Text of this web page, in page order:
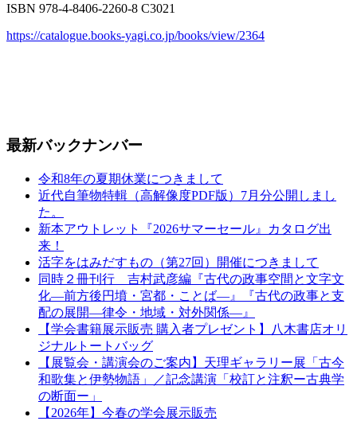
ISBN 978-4-8406-2260-8 C3021
https://catalogue.books-yagi.co.jp/books/view/2364
最新バックナンバー
令和8年の夏期休業につきまして
近代自筆物特輯（高解像度PDF版）7月分公開しまし
た。
新本アウトレット『2026サマーセール』カタログ出
来！
活字をはみだすもの（第27回）開催につきまして
同時２冊刊行 吉村武彦編『古代の政事空間と文字文
化—前方後円墳・宮都・ことば—』『古代の政事と支
配の展開—律令・地域・対外関係—』
【学会書籍展示販売 購入者プレゼント】八木書店オリ
ジナルトートバッグ
【展覧会・講演会のご案内】天理ギャラリー展「古今
和歌集と伊勢物語」／記念講演「校訂と注釈ー古典学
の断面ー」
【2026年】今春の学会展示販売